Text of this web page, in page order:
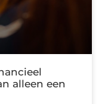
alleen een